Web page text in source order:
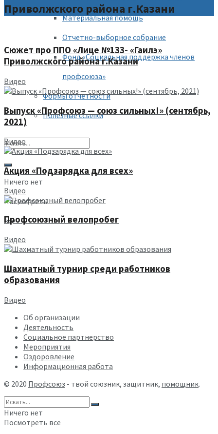
Материальная помощь
Отчетно-выборное собрание
Фонд «Социальная поддержка членов
профсоюза»
Формы отчетности
Полезные ссылки
Ничего нет
Посмотреть
все
Приволжского района г.Казани
Сюжет про ППО «Лице №133- «Гаилэ»
Приволжского района г.Казани
Видео
Выпуск «Профсоюз — союз сильных!» (сентябрь,
2021)
Видео
Акция «Подзарядка для всех»
Видео
Профсоюзный велопробег
Видео
Шахматный турнир среди работников
образования
Видео
Об организации
Деятельность
Социальное партнерство
Мероприятия
Оздоровление
Информационная работа
© 2020 Профсоюз - твой союзник, защитник, помощник.
Ничего нет
Посмотреть все